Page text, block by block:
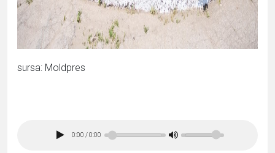
sursa: Moldpres
0:00 /0:00